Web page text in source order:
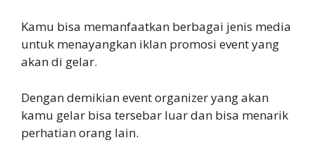
Kamu bisa memanfaatkan berbagai jenis media
untuk menayangkan iklan promosi event yang
akan di gelar.
Dengan demikian event organizer yang akan
kamu gelar bisa tersebar luar dan bisa menarik
perhatian orang lain.